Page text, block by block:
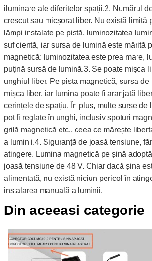
iluminare ale diferitelor spații.2. Numărul
crescut sau micșorat liber. Nu există limită
lămpi instalate pe pistă, luminozitatea
suficientă, iar sursa de lumină este mărită
magnetică: luminozitatea este prea mare,
puțină sursă de lumină.3. Se poate mișca
unghiul liber. Pe pista magnetică, sursa de
mișca liber, iar lumina poate fi aranjată
cerințele de spațiu. În plus, multe surse de
pot fi reglate în unghi, inclusiv spoturi
grilă magnetică etc., ceea ce mărește
a luminii.4. Siguranță de joasă tensiune,
atingere. Lumina magnetică pe șină
joasă tensiune de 48 V. Chiar dacă șina
alimentată, nu există niciun pericol în
instalarea manuală a luminii.
Din aceeasi categorie